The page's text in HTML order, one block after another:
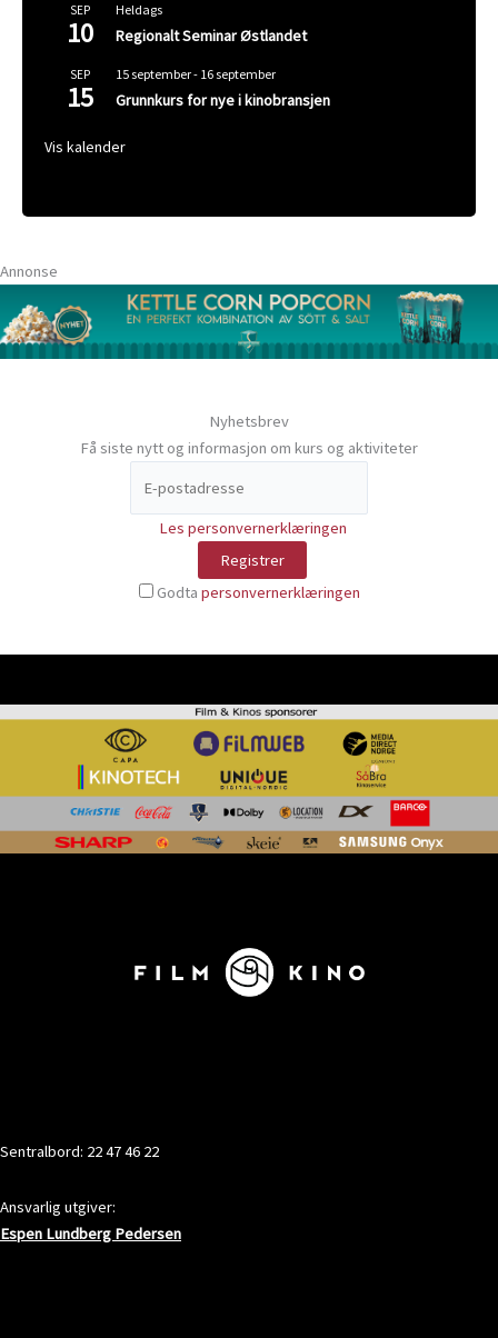
SEP
10
Heldags
Regionalt Seminar Østlandet
SEP
15
15 september- 16 september
Grunnkurs for nye i kinobransjen
Vis kalender
Annonse
Nyhetsbrev
Få siste nytt og informasjon om kurs og aktiviteter
Les personvernerklæringen
Godta personvernerklæringen
Sentralbord: 22 47 46 22
Ansvarlig utgiver:
Espen Lundberg Pedersen